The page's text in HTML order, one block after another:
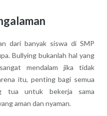
dari banyak siswa di SMP
Bullying bukanlah hal yang
mendalam jika tidak
itu, penting bagi semua
tua untuk bekerja sama
aman dan nyaman.